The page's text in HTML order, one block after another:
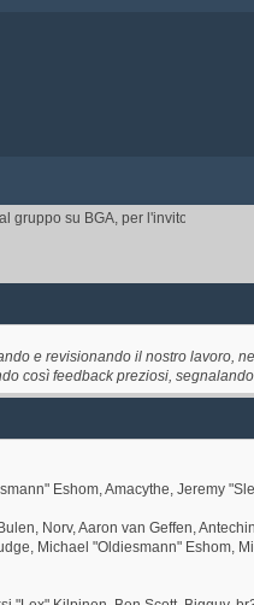
su BGA, per l'invito ai tornei.
e revisionando il nostro lavoro,
così feedback preziosi,
Eshom, Amacythe, Jeremy
Norv, Aaron van Geffen,
Michael "Oldiesmann" Eshom,